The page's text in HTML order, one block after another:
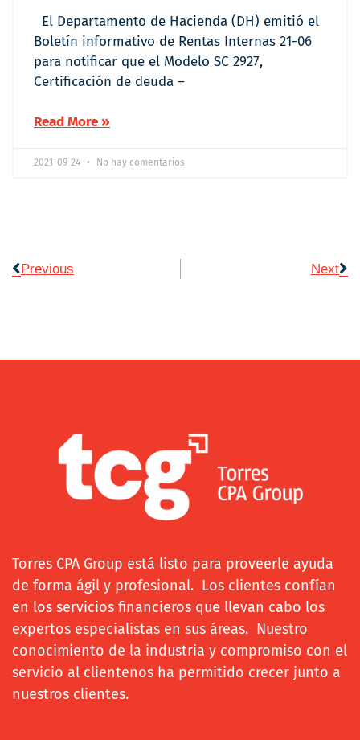
El Departamento de Hacienda (DH) emitió el
Boletín informativo de Rentas Internas 21-06
para notificar que el Modelo SC 2927,
Certificación de deuda –
Read More »
2021-09-24 No hay comentarios
Previous Next
Torres CPA Group está listo para proveerle ayuda
de forma ágil y profesional. Los clientes confían
en los servicios financieros que llevan cabo los
expertos especialistas en sus áreas. Nuestro
conocimiento de la industria y compromiso con el
servicio al clientenos ha permitido crecer junto a
nuestros clientes.